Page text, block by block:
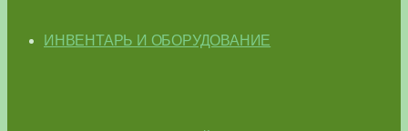
ИНВЕНТАРЬ И ОБОРУДОВАНИЕ